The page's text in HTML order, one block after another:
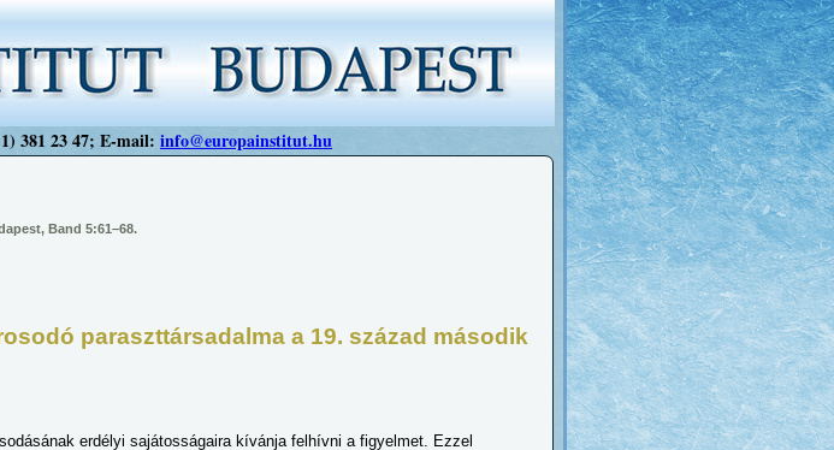
381 23 47; E-mail: info@europainstitut.hu
Band 5:61–68.
paraszttársadalma a 19. század második
erdélyi sajátosságaira kívánja felhívni a figyelmet. Ezzel